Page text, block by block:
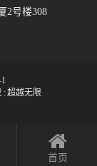
2号楼308
:超越无限
首页